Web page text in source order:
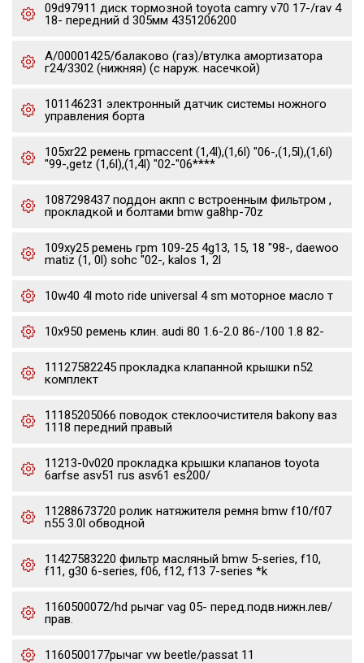
09d97911 диск тормозной toyota camry v70 17-/rav 4
18- передний d 305мм 4351206200
А/00001425/балаково (газ)/втулка амортизатора
г24/3302 (нижняя) (с наруж. насечкой)
101146231 электронный датчик системы ножного
управления борта
105xr22 ремень грmaccent (1,4l),(1,6l) "06-,(1,5l),(1,6l)
"99-,getz (1,6l),(1,4l) "02-"06****
1087298437 поддон акпп с встроенным фильтром ,
прокладкой и болтами bmw ga8hp-70z
109xy25 ремень грm 109-25 4g13, 15, 18 "98-, daewoo
matiz (1, 0l) sohc "02-, kalos 1, 2l
10w40 4l moto ride universal 4 sm моторное масло т
10x950 ремень клин. audi 80 1.6-2.0 86-/100 1.8 82-
11127582245 прокладка клапанной крышки n52
комплект
11185205066 поводок стеклоочистителя bakony ваз
1118 передний правый
11213-0v020 прокладка крышки клапанов toyota
6arfse asv51 rus asv61 es200/
11288673720 ролик натяжителя ремня bmw f10/f07
n55 3.0l обводной
11427583220 фильтр масляный bmw 5-series, f10,
f11, g30 6-series, f06, f12, f13 7-series *k
1160500072/hd рычаг vag 05- перед.подв.нижн.лев/
прав.
1160500177рычаг vw beetle/passat 11